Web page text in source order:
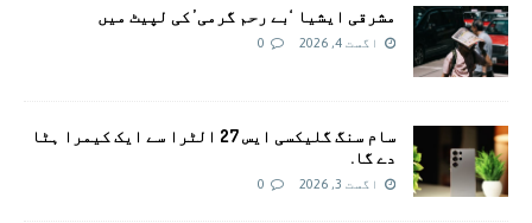
مشرقی ایشیا ‘بے رحم گرمی’ کی لپیٹ میں
اگست 4, 2026 0
سام سنگ گلیکسی ایس 27 الٹرا سے ایک کیمرا ہٹا
دے گا.
اگست 3, 2026 0